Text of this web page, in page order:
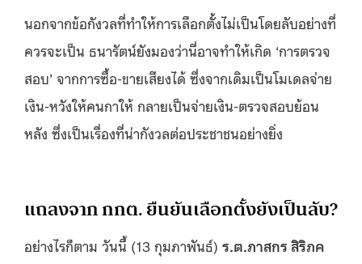
นอกจากข้อกังวลที่ทำให้การเลือกตั้งไม่เป็นโดยลับอย่างที่
ควรจะเป็น ธนารัตน์ยังมองว่านี่อาจทำให้เกิด ‘การตรวจ
สอบ’ จากการซื้อ-ขายเสียงได้ ซึ่งจากเดิมเป็นโมเดลจ่าย
เงิน-หวังให้คนกาให้ กลายเป็นจ่ายเงิน-ตรวจสอบย้อน
หลัง ซึ่งเป็นเรื่องที่น่ากังวลต่อประชาชนอย่างยิ่ง
แถลงจาก กกต. ยืนยันเลือกตั้งยังเป็นลับ?
อย่างไรก็ตาม วันนี้ (13 กุมภาพันธ์) ร.ต.ภาสกร สิริภค